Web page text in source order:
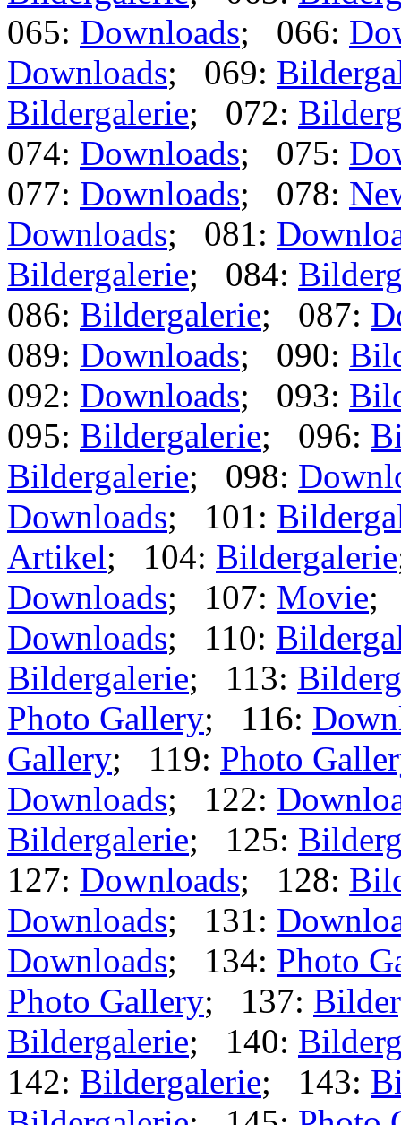
065: Downloads; 066:
Downloads; 069:
Bildergalerie; 072:
074: Downloads; 075:
077: Downloads; 078:
Downloads; 081:
Bildergalerie; 084:
086: Bildergalerie; 087:
089: Downloads; 090:
092: Downloads; 093:
095: Bildergalerie; 096:
Bildergalerie; 098:
Downloads; 101:
Artikel; 104: Bildergalerie
Downloads; 107: Movie;
Downloads; 110:
Bildergalerie; 113:
Photo Gallery; 116:
Gallery; 119: Photo
Downloads; 122:
Bildergalerie; 125:
127: Downloads; 128:
Downloads; 131:
Downloads; 134: Photo
Photo Gallery; 137:
Bildergalerie; 140:
142: Bildergalerie; 143: